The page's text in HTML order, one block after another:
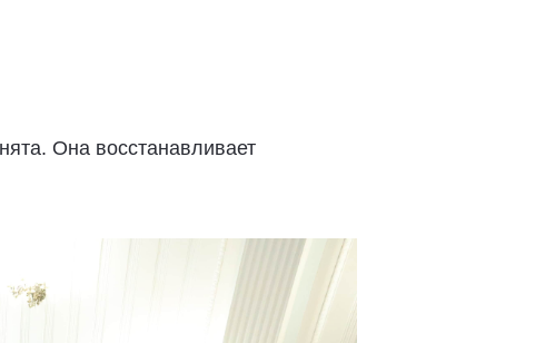
Она восстанавливает